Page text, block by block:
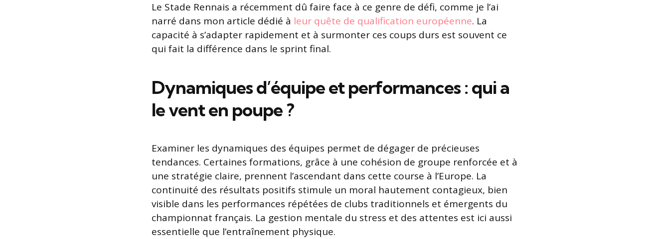
Le Stade Rennais a récemment dû faire face à ce genre de défi, comme je l’ai
narré dans mon article dédié à leur quête de qualification européenne. La
capacité à s’adapter rapidement et à surmonter ces coups durs est souvent ce
qui fait la différence dans le sprint final.
Dynamiques d’équipe et performances : qui a
le vent en poupe ?
Examiner les dynamiques des équipes permet de dégager de précieuses
tendances. Certaines formations, grâce à une cohésion de groupe renforcée et à
une stratégie claire, prennent l’ascendant dans cette course à l’Europe. La
continuité des résultats positifs stimule un moral hautement contagieux, bien
visible dans les performances répétées de clubs traditionnels et émergents du
championnat français. La gestion mentale du stress et des attentes est ici aussi
essentielle que l’entraînement physique.